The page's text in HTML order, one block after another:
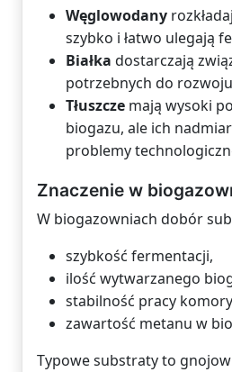
Węglowodany
szybko i łatwo ulegają
Białka dostarczają
potrzebnych do
Tłuszcze mają wysoki
biogazu, ale ich
problemy
Znaczenie w
W biogazowniach dobór
szybkość fermentacji,
ilość wytwarzanego
stabilność pracy
zawartość metanu w
Typowe substraty to